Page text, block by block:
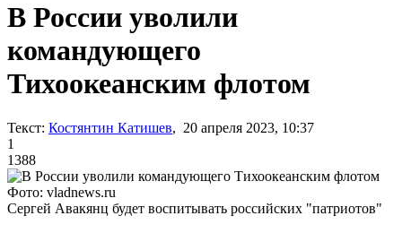
В России уволили
командующего
Тихоокеанским флотом
Текст: Костянтин Катишев, 20 апреля 2023, 10:37
1
1388
Фото: vladnews.ru
Сергей Авакянц будет воспитывать российских "патриотов"